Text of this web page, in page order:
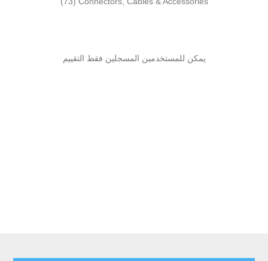
يمكن للمستخدمين المسجلين فقط التقييم